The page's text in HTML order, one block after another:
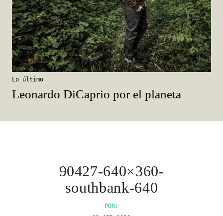
Lo último
Leonardo DiCaprio por el planeta
90427-640×360-
southbank-640
POR: